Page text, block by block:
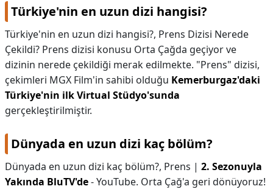
Türkiye'nin en uzun dizi hangisi?
Türkiye'nin en uzun dizi hangisi?, Prens Dizisi Nerede
Çekildi? Prens dizisi konusu Orta Çağda geçiyor ve
dizinin nerede çekildiği merak edilmekte. "Prens" dizisi,
çekimleri MGX Film'in sahibi olduğu Kemerburgaz'daki
Türkiye'nin ilk Virtual Stüdyo'sunda
gerçekleştirilmiştir.
Dünyada en uzun dizi kaç bölüm?
Dünyada en uzun dizi kaç bölüm?, Prens | 2. Sezonuyla
Yakında BluTV'de- YouTube. Orta Çağ'a geri dönüyoruz!